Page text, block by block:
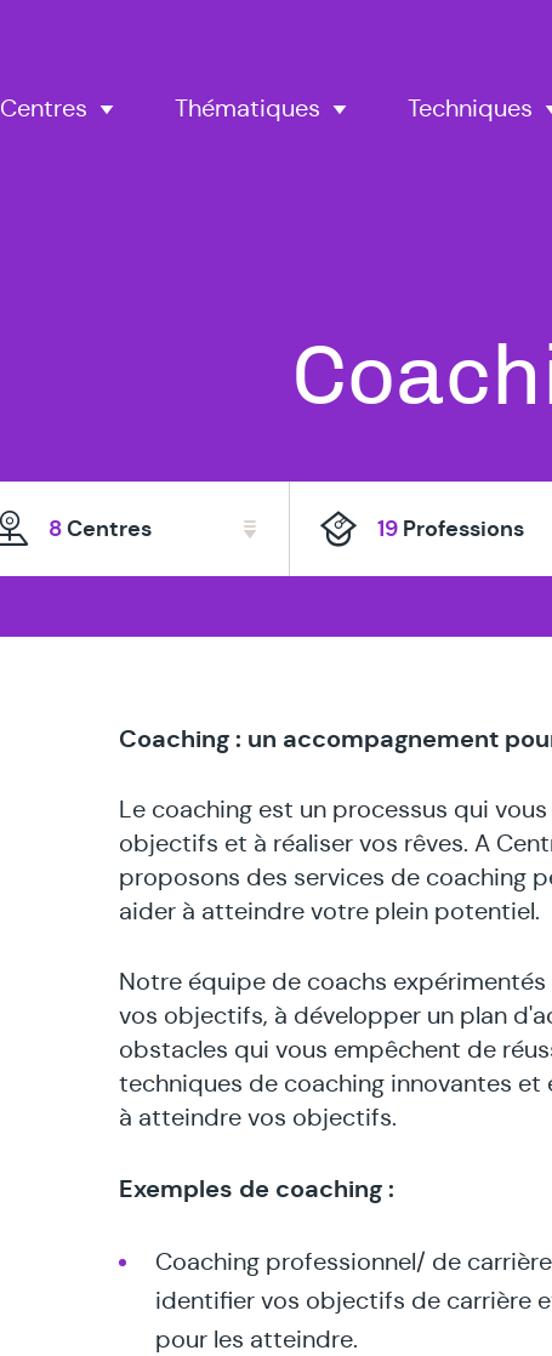
Tous
nos
en
8Centres 19 Professions
Centres Thématiques Techniques
Coaching : un accompagnement
Le coaching est un processus qui
objectifs et à réaliser vos rêves. A
proposons des services de coaching
aider à atteindre votre plein potentiel.
Notre équipe de coachs
vos objectifs, à développer un plan
obstacles qui vous empêchent de
techniques de coaching innovantes
à atteindre vos objectifs.
Exemples de coaching :
Coaching professionnel/ de
identifier vos objectifs de carrière
pour les atteindre.